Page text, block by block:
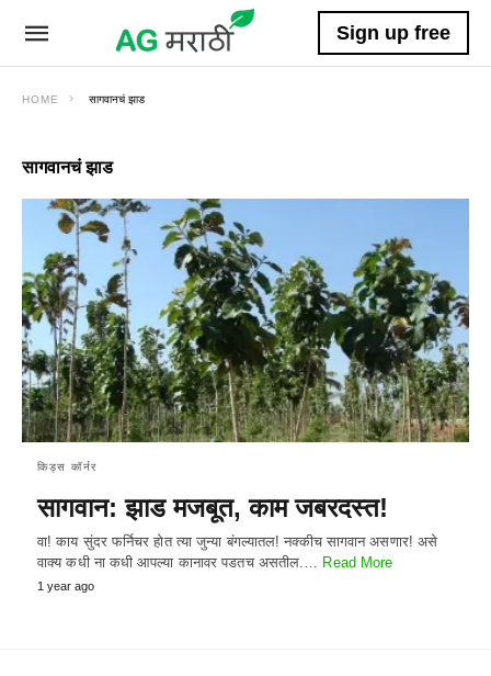
Sign up free
HOME सागवानचं झाड
सागवानचं झाड
किड्स कॉर्नर
सागवान: झाड मजबूत, काम जबरदस्त!
वा! काय सुंदर फर्निचर होत त्या जुन्या बंगल्यातल! नक्कीच सागवान असणार! असे
वाक्य कधी ना कधी आपल्या कानावर पडतच असतील.… Read More
1 year ago